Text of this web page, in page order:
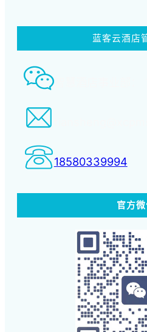
蓝客云酒店
智慧酒店事业部：
18580339994
官方